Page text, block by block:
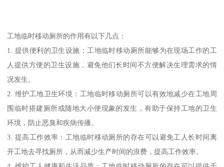
工地临时移动厕所的作用有以下几点：
1. 提供便利的卫生设施：工地临时移动厕所能够为在现场工作的工
人提供方便的卫生设施，避免他们长时间不方便解决生理需求的情
况发生。
2. 维护工地卫生环境：工地临时移动厕所可以有效地减少在工地周
围临时搭建厕所或随地大小便现象的发生，有助于保持工地的卫生
环境，防止恶臭和疾病传播。
3. 提高工作效率：工地临时移动厕所的存在可以避免工人长时间离
开工地去寻找厕所，从而减少生产时间的浪费，提高工作效率。